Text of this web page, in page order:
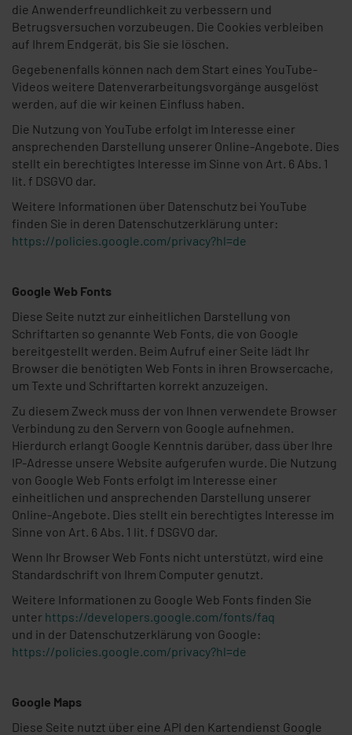
die Anwenderfreundlichkeit zu verbessern und
Betrugsversuchen vorzubeugen. Die Cookies verbleiben
auf Ihrem Endgerät, bis Sie sie löschen.
Gegebenenfalls können nach dem Start eines YouTube-
Videos weitere Datenverarbeitungsvorgänge ausgelöst
werden, auf die wir keinen Einfluss haben.
Die Nutzung von YouTube erfolgt im Interesse einer
ansprechenden Darstellung unserer Online-Angebote. Dies
stellt ein berechtigtes Interesse im Sinne von Art. 6 Abs. 1
lit. f DSGVO dar.
Weitere Informationen über Datenschutz bei YouTube
finden Sie in deren Datenschutzerklärung unter:
https://policies.google.com/privacy?hl=de
Google Web Fonts
Diese Seite nutzt zur einheitlichen Darstellung von
Schriftarten so genannte Web Fonts, die von Google
bereitgestellt werden. Beim Aufruf einer Seite lädt Ihr
Browser die benötigten Web Fonts in ihren Browsercache,
um Texte und Schriftarten korrekt anzuzeigen.
Zu diesem Zweck muss der von Ihnen verwendete Browser
Verbindung zu den Servern von Google aufnehmen.
Hierdurch erlangt Google Kenntnis darüber, dass über Ihre
IP-Adresse unsere Website aufgerufen wurde. Die Nutzung
von Google Web Fonts erfolgt im Interesse einer
einheitlichen und ansprechenden Darstellung unserer
Online-Angebote. Dies stellt ein berechtigtes Interesse im
Sinne von Art. 6 Abs. 1 lit. f DSGVO dar.
Wenn Ihr Browser Web Fonts nicht unterstützt, wird eine
Standardschrift von Ihrem Computer genutzt.
Weitere Informationen zu Google Web Fonts finden Sie
unter https://developers.google.com/fonts/faq
und in der Datenschutzerklärung von Google:
https://policies.google.com/privacy?hl=de
Google Maps
Diese Seite nutzt über eine API den Kartendienst Google